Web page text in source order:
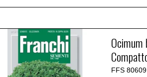
Ocimum
FFS 80609